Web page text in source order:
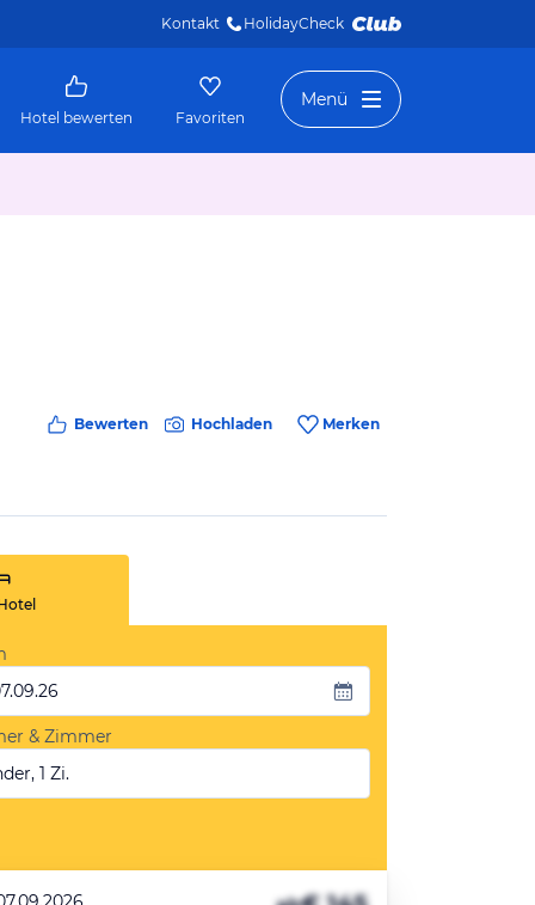
Kontakt HolidayCheck
Hotel bewerten Favoriten
Menü
Bewerten Hochladen Merken
& Zimmer
1 Zi.